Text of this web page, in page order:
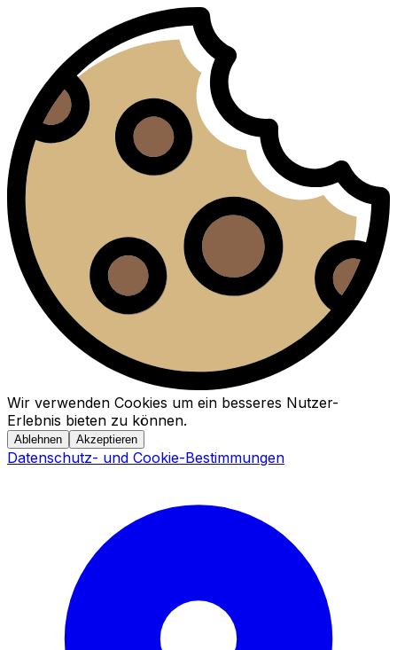
Wir verwenden Cookies um ein besseres Nutzer-
Erlebnis bieten zu können.
Ablehnen Akzeptieren
Datenschutz- und Cookie-Bestimmungen